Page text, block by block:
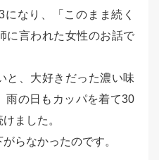
なり、「このまま続く
に言われた女性のお話で
と、大好きだった濃い味
雨の日もカッパを着て30
ました。
らなかったのです。